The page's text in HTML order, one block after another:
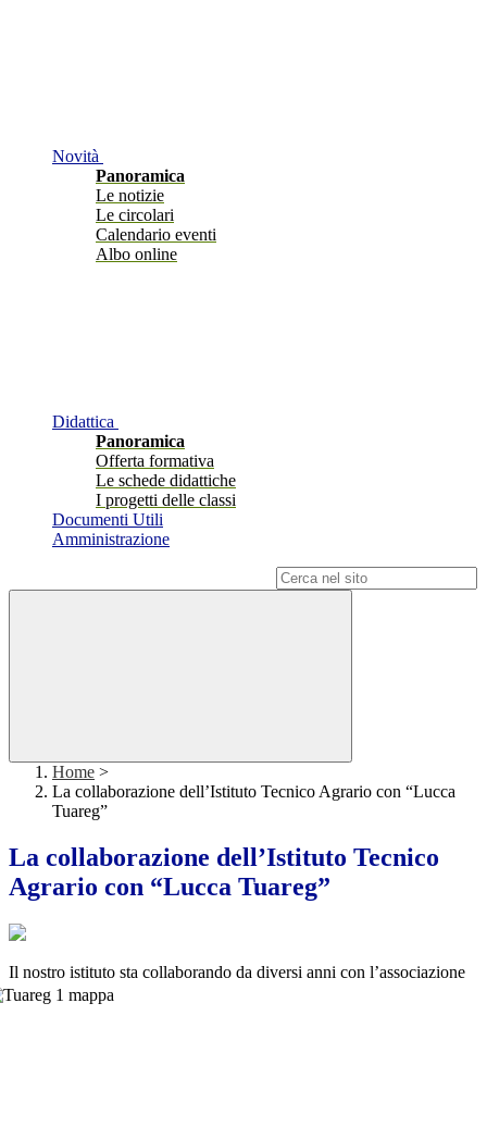
Novità
Panoramica
Le notizie
Le circolari
Calendario eventi
Albo online
Didattica
Panoramica
Offerta formativa
Le schede didattiche
I progetti delle classi
Documenti Utili
Amministrazione
Home >
La collaborazione dell’Istituto Tecnico Agrario con “Lucca
Tuareg”
La collaborazione dell’Istituto Tecnico
Agrario con “Lucca Tuareg”
Il nostro istituto sta collaborando da diversi anni con l’associazione